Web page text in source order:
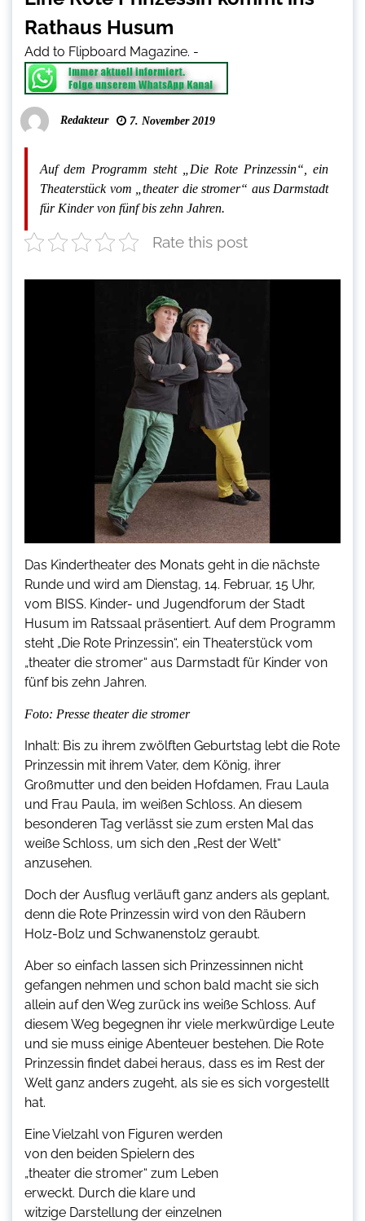
Rathaus Husum
Add to Flipboard Magazine. -
Redakteur 7. November 2019
Auf dem Programm steht „Die Rote Prinzessin“, ein
Theaterstück vom „theater die stromer“ aus Darmstadt
für Kinder von fünf bis zehn Jahren.
Rate this post
Das Kindertheater des Monats geht in die nächste
Runde und wird am Dienstag, 14. Februar, 15 Uhr,
vom BISS. Kinder- und Jugendforum der Stadt
Husum im Ratssaal präsentiert. Auf dem Programm
steht „Die Rote Prinzessin“, ein Theaterstück vom
„theater die stromer“ aus Darmstadt für Kinder von
fünf bis zehn Jahren.
Foto: Presse theater die stromer
Inhalt: Bis zu ihrem zwölften Geburtstag lebt die Rote
Prinzessin mit ihrem Vater, dem König, ihrer
Großmutter und den beiden Hofdamen, Frau Laula
und Frau Paula, im weißen Schloss. An diesem
besonderen Tag verlässt sie zum ersten Mal das
weiße Schloss, um sich den „Rest der Welt“
anzusehen.
Doch der Ausflug verläuft ganz anders als geplant,
denn die Rote Prinzessin wird von den Räubern
Holz-Bolz und Schwanenstolz geraubt.
Aber so einfach lassen sich Prinzessinnen nicht
gefangen nehmen und schon bald macht sie sich
allein auf den Weg zurück ins weiße Schloss. Auf
diesem Weg begegnen ihr viele merkwürdige Leute
und sie muss einige Abenteuer bestehen. Die Rote
Prinzessin findet dabei heraus, dass es im Rest der
Welt ganz anders zugeht, als sie es sich vorgestellt
hat.
Eine Vielzahl von Figuren werden
von den beiden Spielern des
„theater die stromer“ zum Leben
erweckt. Durch die klare und
witzige Darstellung der einzelnen